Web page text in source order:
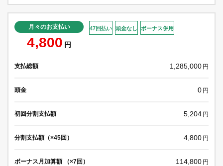
月々のお支払い
4,800 円
47回払い 頭金なし ボーナス併用
支払総額 1,285,000 円
頭金 0 円
初回分割支払額 5,204 円
分割支払額（×45回） 4,800 円
ボーナス月加算額 （×7回） 114,800 円